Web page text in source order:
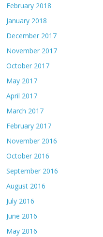
February 2018
January 2018
December 2017
November 2017
October 2017
May 2017
April 2017
March 2017
February 2017
November 2016
October 2016
September 2016
August 2016
July 2016
June 2016
May 2016